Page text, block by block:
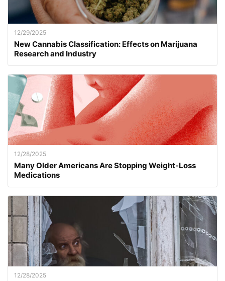
12/29/2025
New Cannabis Classification: Effects on Marijuana
Research and Industry
12/28/2025
Many Older Americans Are Stopping Weight-Loss
Medications
12/28/2025